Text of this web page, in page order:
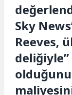
Sky
Reeves,
deliğiyle”